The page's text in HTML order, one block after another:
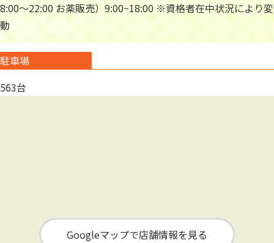
8:00～22:00 お薬販売）9:00~18:00 ※資格者在中状況により変
動
駐車場
563台
Googleマップで店舗情報を見る